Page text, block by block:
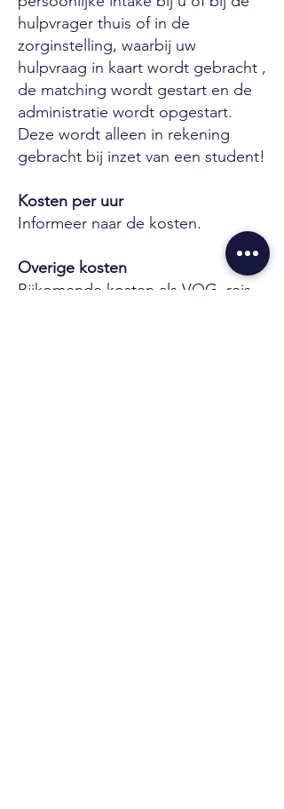
hulpvrager thuis of in de
zorginstelling, waarbij uw
hulpvraag in kaart wordt gebracht ,
de matching wordt gestart en de
administratie wordt opgestart.
Deze wordt alleen in rekening
gebracht bij inzet van een student!
Kosten per uur
Informeer naar de kosten.
Overige kosten
Bijkomende kosten als VOG, reis-